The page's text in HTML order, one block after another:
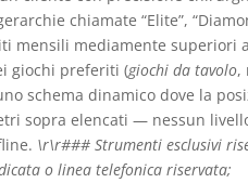
chiamate “Elite”,
mediamente superiori
giochi preferiti (giochi da tavolo,
schema dinamico dove la
sopra elencati — nessun
\r\r### Strumenti esclusivi
o linea telefonica riservata;